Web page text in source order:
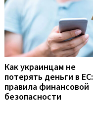
Как украинцам не
потерять деньги в ЕС:
правила финансовой
безопасности